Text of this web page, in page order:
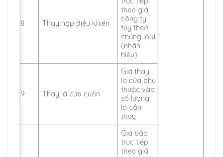
8 Thay hộp điều khiển
theo giá
công ty
tùy theo
chủng loại
(nhãn
hiệu)
9 Thay lá cửa cuốn
Giá thay
lá cửa phụ
thuộc vào
số lượng
lá cần
thay
Giá báo
trực tiếp
theo giá